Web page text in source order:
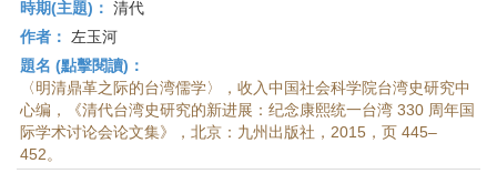
時期(主題)： 清代
作者：
左玉河
題名 (點擊閱讀)：
〈明清鼎革之际的台湾儒学〉，收入中国社会科学院台湾史研究中
心编，《清代台湾史研究的新进展：纪念康熙统一台湾 330 周年国
际学术讨论会论文集》，北京：九州出版社，2015，页 445–
452。